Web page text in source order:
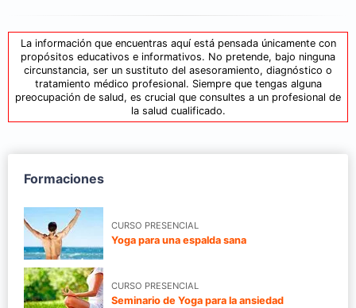
La información que encuentras aquí está pensada únicamente con
propósitos educativos e informativos. No pretende, bajo ninguna
circunstancia, ser un sustituto del asesoramiento, diagnóstico o
tratamiento médico profesional. Siempre que tengas alguna
preocupación de salud, es crucial que consultes a un profesional de
la salud cualificado.
Formaciones
CURSO PRESENCIAL
Yoga para una espalda sana
CURSO PRESENCIAL
Seminario de Yoga para la ansiedad